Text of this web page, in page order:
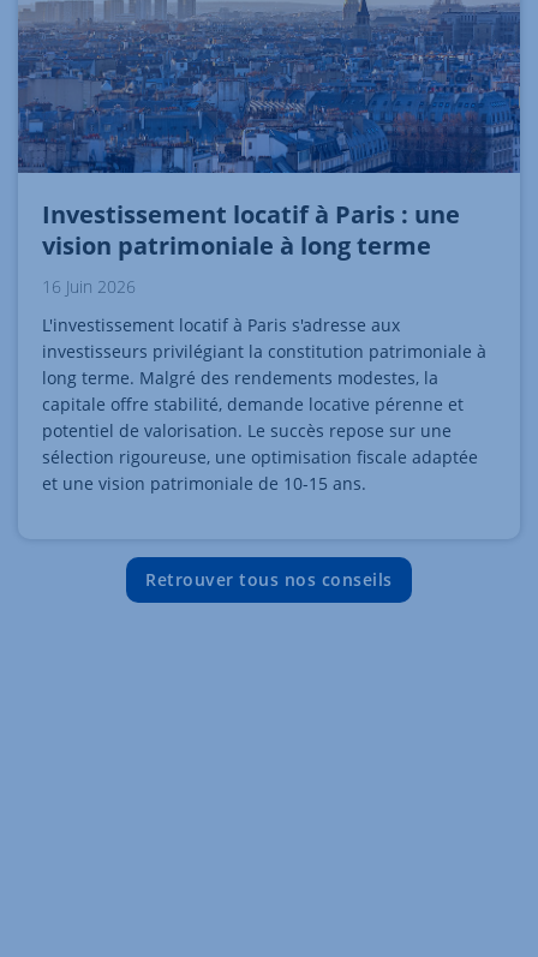
Investissement locatif à Paris : une
vision patrimoniale à long terme
16 Juin 2026
L'investissement locatif à Paris s'adresse aux
investisseurs privilégiant la constitution patrimoniale à
long terme. Malgré des rendements modestes, la
capitale offre stabilité, demande locative pérenne et
potentiel de valorisation. Le succès repose sur une
sélection rigoureuse, une optimisation fiscale adaptée
et une vision patrimoniale de 10-15 ans.
Retrouver tous nos conseils